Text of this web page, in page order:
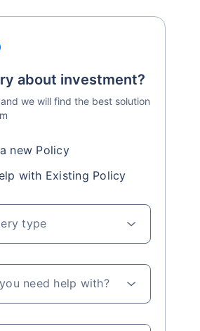
about investment?
we will find the best solution
new Policy
with Existing Policy
type
need help with?